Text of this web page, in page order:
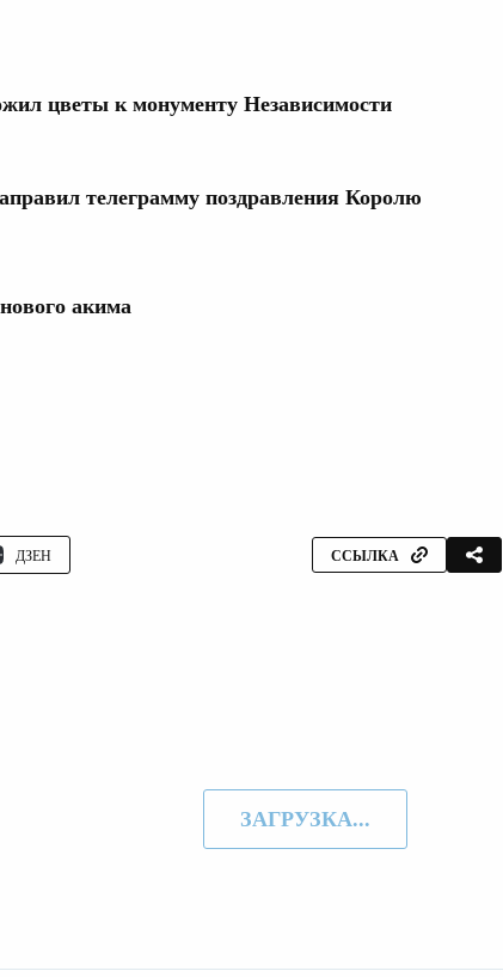
цветы к монументу Независимости
телеграмму поздравления Королю
акима
ДЗЕН ССЫЛКА
ЗАГРУЗКА...